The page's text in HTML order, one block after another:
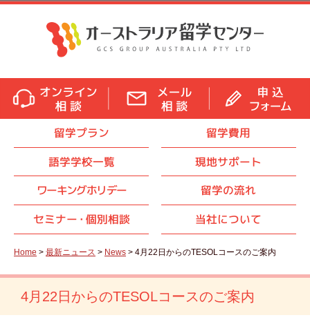
留学プラン
留学費用
語学学校一覧
現地サポート
ワーキングホリデー
留学の流れ
セミナー・ 個別相談 当社について
Home > 最新ニュース > News > 4月22日からのTESOLコースのご案内
4月22日からのTESOLコースのご案内